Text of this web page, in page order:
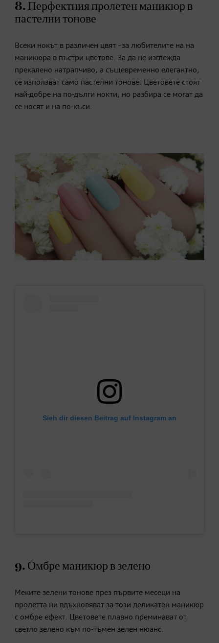
8. Перфектния пролетен маникюр в
пастелни тонове
Всеки нокът в различен цвят –за любителите на на
маникюра в пъстри цветове. За да не изглежда
прекалено натрапчиво, а същевременно елегантно,
се използват само пастелни тонове. Цветовете стоят
най-добре на по-дълги нокти, но разбира се могат да
се носят и на по-къси.
Sieh dir diesen Beitrag auf Instagram an
9. Омбре маникюр в зелено
Меките зелени тонове през първите месеци на
пролетта ни вдъхновяват за този деликатен маникюр
с омбре ефект. Цветовете плавно преминават от
светло зелено към по-тъмен зелен нюанс.